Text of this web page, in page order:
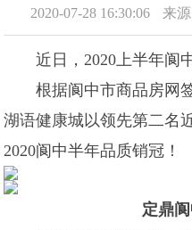
2020-07-28 16:30:06 来
近日，2020上半年阆
根据阆中市商品房网
湖语健康城以领先第二名
2020阆中半年品质销冠！
定鼎